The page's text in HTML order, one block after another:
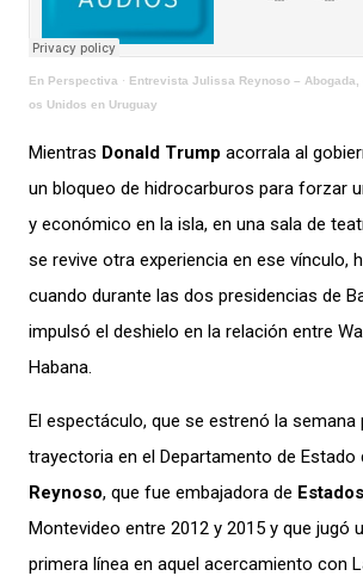
En Perspectiva · Entrevista Julissa Reynoso –
os Unidos en Uruguay
Mientras Donald Trump acorrala al
un bloqueo de hidrocarburos para forzar
y económico en la isla, en una sala de
se revive otra experiencia en ese vínculo,
cuando durante las dos presidencias de
impulsó el deshielo en la relación entre
Habana.
El espectáculo, que se estrenó la semana
trayectoria en el Departamento de Estado
Reynoso, que fue embajadora de
Montevideo entre 2012 y 2015 y que jugó
primera línea en aquel acercamiento con